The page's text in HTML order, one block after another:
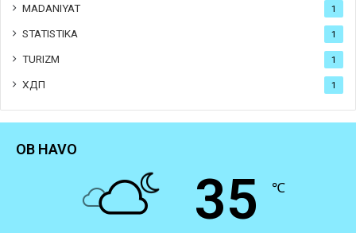
MADANIYAT 1
STATISTIKA 1
TURIZM 1
ХДП 1
OB HAVO
35 ℃